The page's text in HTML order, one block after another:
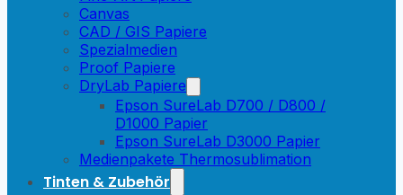
Canvas
CAD / GIS Papiere
Spezialmedien
Proof Papiere
DryLab Papiere
Epson SureLab D700 / D800 /
D1000 Papier
Epson SureLab D3000 Papier
Medienpakete Thermosublimation
Tinten & Zubehör